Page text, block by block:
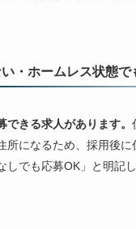
・ホームレス状態で
できる求人があります。
所になるため、採用後
しでも応募OK」と明記